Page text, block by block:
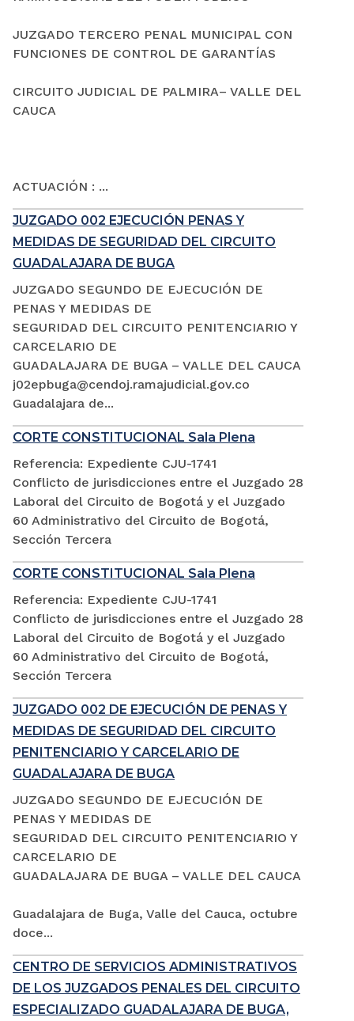
JUZGADO TERCERO PENAL MUNICIPAL CON
FUNCIONES DE CONTROL DE GARANTÍAS
CIRCUITO JUDICIAL DE PALMIRA– VALLE DEL
CAUCA
ACTUACIÓN : ...
JUZGADO 002 EJECUCIÓN PENAS Y
MEDIDAS DE SEGURIDAD DEL CIRCUITO
GUADALAJARA DE BUGA
JUZGADO SEGUNDO DE EJECUCIÓN DE
PENAS Y MEDIDAS DE
SEGURIDAD DEL CIRCUITO PENITENCIARIO Y
CARCELARIO DE
GUADALAJARA DE BUGA – VALLE DEL CAUCA
j02epbuga@cendoj.ramajudicial.gov.co
Guadalajara de...
CORTE CONSTITUCIONAL Sala Plena
Referencia: Expediente CJU-1741
Conflicto de jurisdicciones entre el Juzgado 28
Laboral del Circuito de Bogotá y el Juzgado
60 Administrativo del Circuito de Bogotá,
Sección Tercera
CORTE CONSTITUCIONAL Sala Plena
Referencia: Expediente CJU-1741
Conflicto de jurisdicciones entre el Juzgado 28
Laboral del Circuito de Bogotá y el Juzgado
60 Administrativo del Circuito de Bogotá,
Sección Tercera
JUZGADO 002 DE EJECUCIÓN DE PENAS Y
MEDIDAS DE SEGURIDAD DEL CIRCUITO
PENITENCIARIO Y CARCELARIO DE
GUADALAJARA DE BUGA
JUZGADO SEGUNDO DE EJECUCIÓN DE
PENAS Y MEDIDAS DE
SEGURIDAD DEL CIRCUITO PENITENCIARIO Y
CARCELARIO DE
GUADALAJARA DE BUGA – VALLE DEL CAUCA
Guadalajara de Buga, Valle del Cauca, octubre
doce...
CENTRO DE SERVICIOS ADMINISTRATIVOS
DE LOS JUZGADOS PENALES DEL CIRCUITO
ESPECIALIZADO GUADALAJARA DE BUGA,